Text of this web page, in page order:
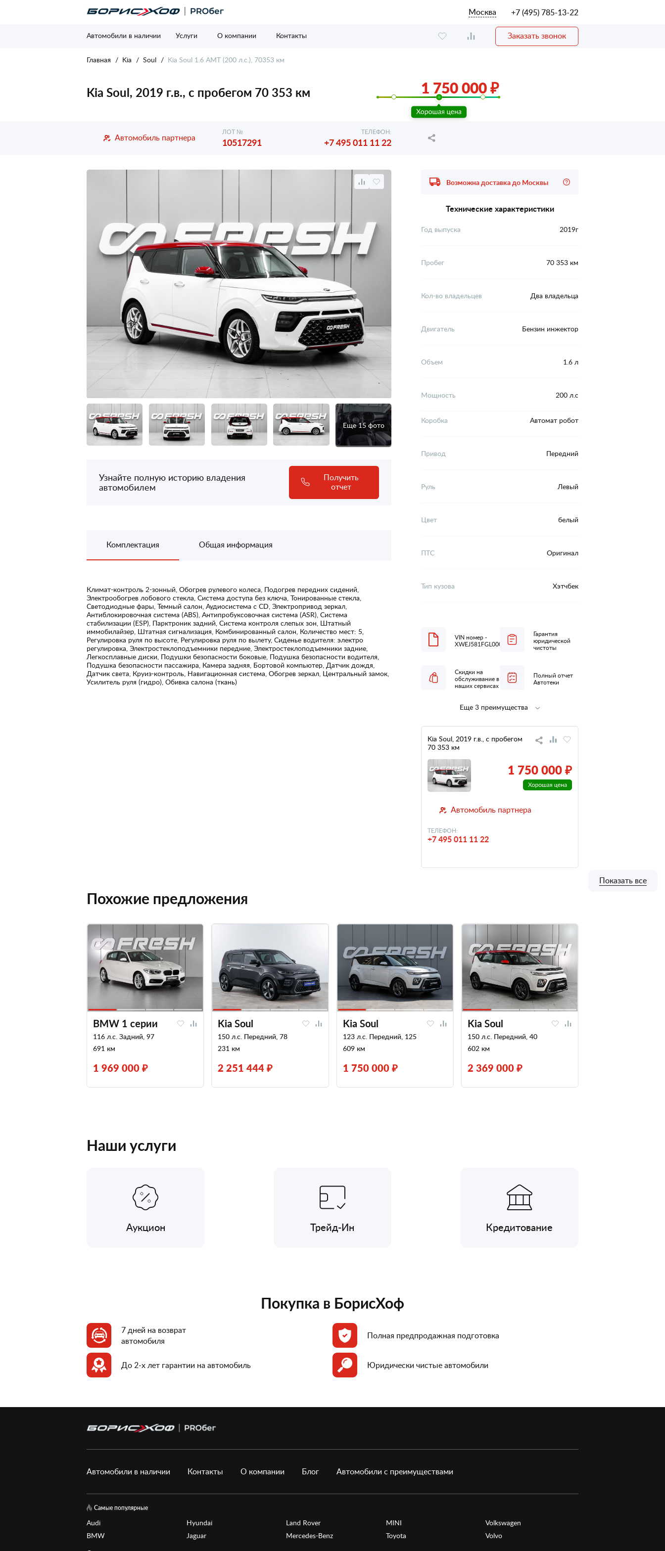
Москва +7 (495) 785-13-22
Автомобили в наличии Услуги О компании Контакты Заказать звонок
Главная Kia Soul Kia Soul 1.6 AMT (200 л.с.), 70353 км
Kia Soul, 2019 г.в., с пробегом 70 353 км 1 750 000 ₽
Автомобиль партнера
ЛОТ №
10517291
ТЕЛЕФОН:
+7 495 011 11 22
Еще 15 фото
Узнайте полную историю владения
автомобилем
Получить
отчет
Комплектация Общая информация
Климат-контроль 2-зонный, Обогрев рулевого колеса, Подогрев передних сидений,
Электрообогрев лобового стекла, Система доступа без ключа, Тонированные стекла,
Светодиодные фары, Темный салон, Аудиосистема с CD, Электропривод зеркал,
Антиблокировочная система (ABS), Антипробуксовочная система (ASR), Система
стабилизации (ESP), Парктроник задний, Система контроля слепых зон, Штатный
иммобилайзер, Штатная сигнализация, Комбинированный салон, Количество мест: 5,
Регулировка руля по высоте, Регулировка руля по вылету, Сиденье водителя: электро
регулировка, Электростеклоподъемники передние, Электростеклоподъемники задние,
Легкосплавные диски, Подушки безопасности боковые, Подушка безопасности водителя,
Подушка безопасности пассажира, Камера задняя, Бортовой компьютер, Датчик дождя,
Датчик света, Круиз-контроль, Навигационная система, Обогрев зеркал, Центральный замок,
Усилитель руля (гидро), Обивка салона (ткань)
Возможна доставка до Москвы
Технические характеристики
Год выпуска 2019г
Пробег 70 353 км
Кол-во владельцев Два владельца
Двигатель Бензин инжектор
Объем 1.6 л
Мощность 200 л.с
Коробка Автомат робот
Привод Передний
Руль Левый
Цвет белый
ПТС Оригинал
Тип кузова Хэтчбек
VIN номер -
XWEJ581FGL0000155
Гарантия
юридической
чистоты
Скидки на
обслуживание в
наших сервисах
Полный отчет
Автотеки
Полная
низкий
налог
Еще 3 преимущества
Kia Soul, 2019 г.в., с пробегом
70 353 км
1 750 000 ₽
Автомобиль партнера
ТЕЛЕФОН:
+7 495 011 11 22
Похожие предложения
BMW 1 серии
116 л.с. Задний, 97
691 км
1 969 000 ₽
Kia Soul
150 л.с. Передний, 78
231 км
2 251 444 ₽
Kia Soul
123 л.с. Передний, 125
609 км
1 750 000 ₽
Kia Soul
150 л.с. Передний, 40
602 км
2 369 000 ₽
Показать все
Наши услуги
Аукцион Трейд-Ин Кредитование
Покупка в БорисХоф
7 дней на возврат
автомобиля
Полная предпродажная подготовка
До 2-х лет гарантии на автомобиль Юридически чистые автомобили
Автомобили в наличии Контакты О компании Блог Автомобили с преимуществами
Самые популярные
Audi
BMW
Hyundai
Jaguar
Land Rover
Mercedes-Benz
MINI
Toyota
Volkswagen
Volvo